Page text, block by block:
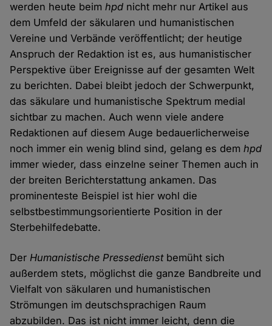
werden heute beimhpd nicht mehr nur Artikel aus
dem Umfeld der säkularen und humanistischen
Vereine und Verbände veröffentlicht; der heutige
Anspruch der Redaktion ist es, aus humanistischer
Perspektive über Ereignisse auf der gesamten Welt
zu berichten. Dabei bleibt jedoch der Schwerpunkt,
das säkulare und humanistische Spektrum medial
sichtbar zu machen. Auch wenn viele andere
Redaktionen auf diesem Auge bedauerlicherweise
noch immer ein wenig blind sind, gelang es demhpd
immer wieder, dass einzelne seiner Themen auch in
der breiten Berichterstattung ankamen. Das
prominenteste Beispiel ist hier wohl die
selbstbestimmungsorientierte Position in der
Sterbehilfedebatte.
DerHumanistische Pressedienstbemüht sich
außerdem stets, möglichst die ganze Bandbreite und
Vielfalt von säkularen und humanistischen
Strömungen im deutschsprachigen Raum
abzubilden. Das ist nicht immer leicht, denn die